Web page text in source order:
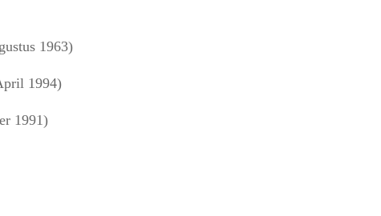
1963)
1994)
1991)